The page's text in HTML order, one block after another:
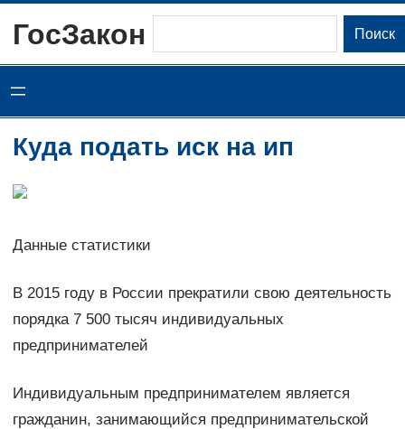
содержимому
ГосЗакон Поиск
Куда подать иск на ип
Данные статистики
В 2015 году в России прекратили свою деятельность
порядка 7 500 тысяч индивидуальных
предпринимателей
Индивидуальным предпринимателем является
гражданин, занимающийся предпринимательской